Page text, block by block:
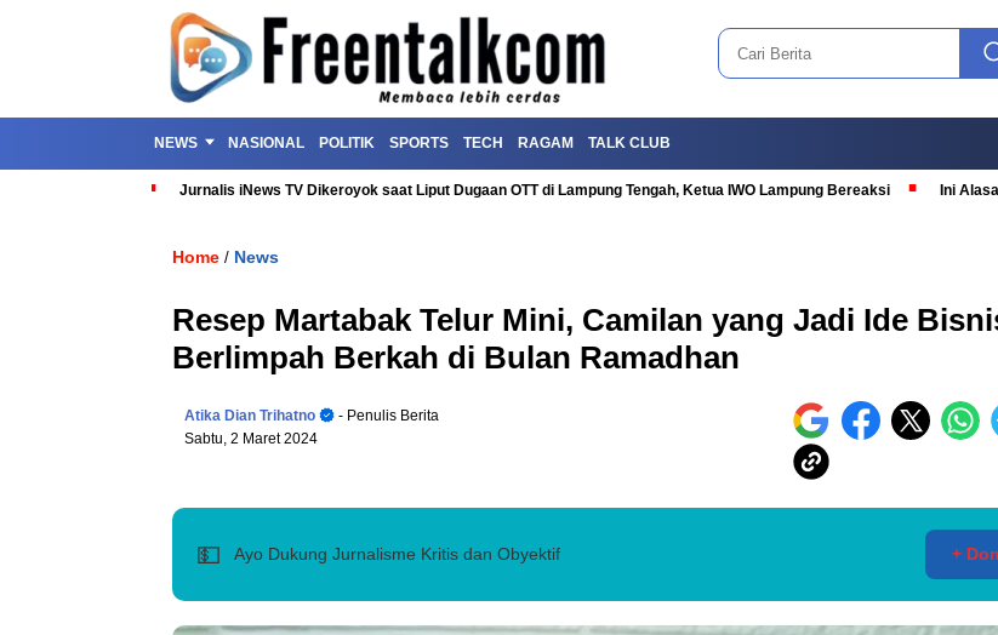
NEWS NASIONAL POLITIK SPORTS TECH RAGAM TALK CLUB
Jurnalis iNews TV Dikeroyok saat Liput Dugaan OTT di Lampung Tengah, Ketua IWO Lampung Bereaksi Ini
Home / News
Resep Martabak Telur Mini, Camilan yang Jadi Ide
Berlimpah Berkah di Bulan Ramadhan
Atika Dian Trihatno
- Penulis Berita
Sabtu, 2 Maret 2024
💵 Ayo Dukung Jurnalisme Kritis dan Obyektif +